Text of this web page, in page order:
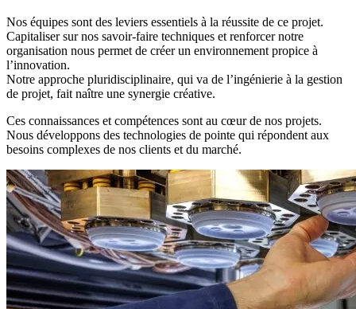
Nos équipes sont des leviers essentiels à la réussite de ce projet.
Capitaliser sur nos savoir-faire techniques et renforcer notre
organisation nous permet de créer un environnement propice à
l’innovation.
Notre approche pluridisciplinaire, qui va de l’ingénierie à la gestion
de projet, fait naître une synergie créative.
Ces connaissances et compétences sont au cœur de nos projets.
Nous développons des technologies de pointe qui répondent aux
besoins complexes de nos clients et du marché.